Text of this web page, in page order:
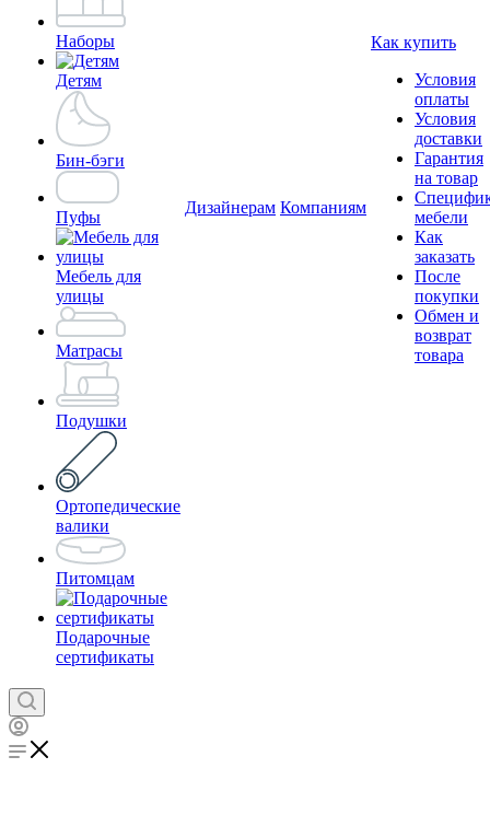
Наборы
Детям
Бин-бэги
Пуфы
Мебель для
улицы
Матрасы
Подушки
Ортопедические
валики
Питомцам
Подарочные
сертификаты
Дизайнерам Компаниям
Как купить
Условия
оплаты
Условия
доставки
Гарантия
на товар
мебели
Как
заказать
После
покупки
Обмен и
возврат
товара